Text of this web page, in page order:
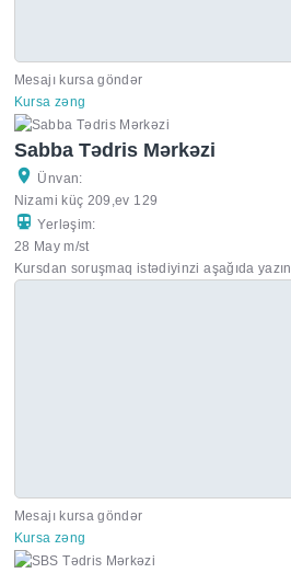
Mesajı kursa göndər
Kursa zəng
Sabba Tədris Mərkəzi
Ünvan:
Nizami küç 209,ev 129
Yerləşim:
28 May m/st
Kursdan soruşmaq istədiyinzi aşağıda yazın
Mesajı kursa göndər
Kursa zəng